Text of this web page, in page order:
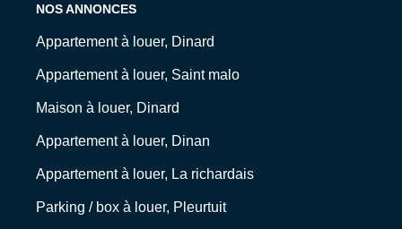
NOS ANNONCES
Appartement à louer, Dinard
Appartement à louer, Saint malo
Maison à louer, Dinard
Appartement à louer, Dinan
Appartement à louer, La richardais
Parking / box à louer, Pleurtuit